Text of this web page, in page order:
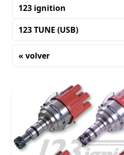
123 ignition
123 TUNE (USB)
« volver